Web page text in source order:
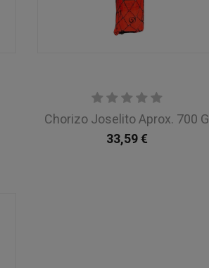
Chorizo Joselito Aprox. 700 G
33,59€